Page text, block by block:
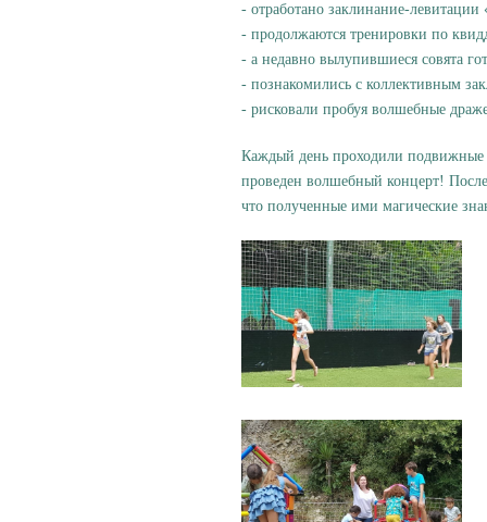
- отработано заклинание-
- продолжаются тренировки по
- а недавно вылупившиеся совята
- познакомились с коллективным
- рисковали пробуя волшебные
Каждый день проходили подвижные
проведен волшебный концерт!
что полученные ими магические